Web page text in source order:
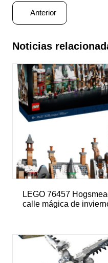
Navegación
de
entradas
Anterior
Noticias
LEGO 76457
calle mágica de